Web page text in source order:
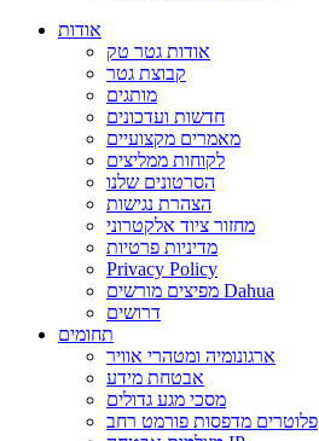
אודות
אודות גטר טק
קבוצת גטר
מותגים
חדשות ועדכונים
מאמרים מקצועיים
לקוחות ממליצים
הסרטונים שלנו
הצהרת נגישות
מחזור ציוד אלקטרוני
מדיניות פרטיות
Privacy Policy
מפיצים מורשים Dahua
דרושים
תחומים
ארגונומיה ומטהרי אוויר
אבטחת מידע
מסכי מגע גדולים
פלוטרים מדפסות פורמט רחב